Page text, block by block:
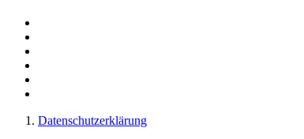
Datenschutzerklärung